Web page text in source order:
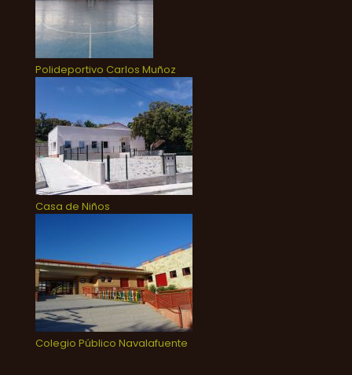
Polideportivo Carlos Muñoz
Casa de Niños
Colegio Público Navalafuente